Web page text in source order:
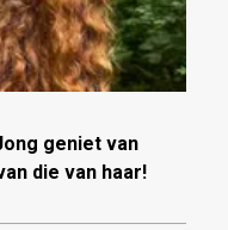
geniet van
die van haar!